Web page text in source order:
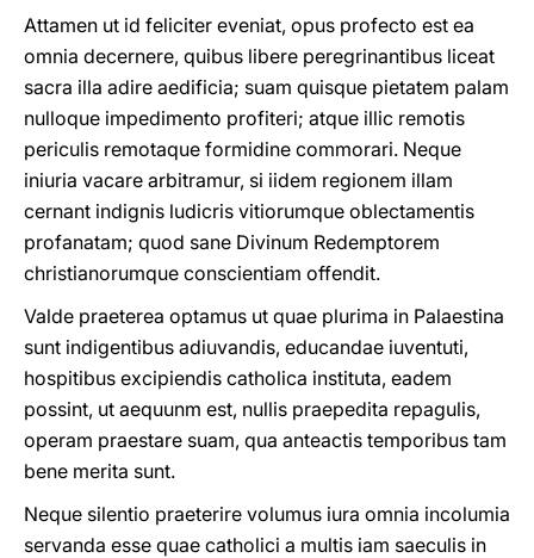
Attamen ut id feliciter eveniat, opus profecto est ea
omnia decernere, quibus libere peregrinantibus liceat
sacra illa adire aedificia; suam quisque pietatem palam
nulloque impedimento profiteri; atque illic remotis
periculis remotaque formidine commorari. Neque
iniuria vacare arbitramur, si iidem regionem illam
cernant indignis ludicris vitiorumque oblectamentis
profanatam; quod sane Divinum Redemptorem
christianorumque conscientiam offendit.
Valde praeterea optamus ut quae plurima in Palaestina
sunt indigentibus adiuvandis, educandae iuventuti,
hospitibus excipiendis catholica instituta, eadem
possint, ut aequunm est, nullis praepedita repagulis,
operam praestare suam, qua anteactis temporibus tam
bene merita sunt.
Neque silentio praeterire volumus iura omnia incolumia
servanda esse quae catholici a multis iam saeculis in